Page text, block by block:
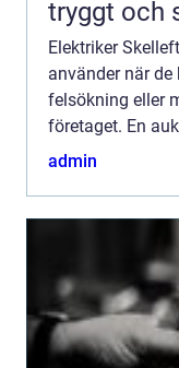
tryggt och
Elektriker
använder när
felsökning eller
företaget. En
admin